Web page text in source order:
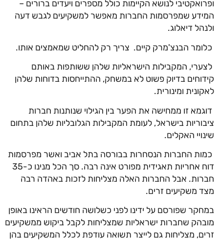
ופרואקטיבי לנושא הקיימות כולל מספרים ויעדים ברורים –
המידע שמפרסמות החברות מאפשר למשקיעים לגבש דעה
ולנהל דיאלוג.
כלומר הבנצ'מרק קיים. צריך רק להחליט שמאמצים אותו.
לצערי, המקבילות הישראליות שלהן ששותפות באותם
קידוחים בדיוק פשוט לא במשחק, ההתייחסות בדוחות שלהן
לאקונית ומינורית.
דוגמא זו ממחישה את הפער בין הגילוי שנותנות חברות
ציבוריות בישראל, לעומת המקבילות הגלובליות שלהן בתחום
שינויי האקלים.
כמות החברות הנסחרות בבורסה בתל אביב ואשר מפרסמות
דוח אחריות תאגידית מפורט אינה רבה. סך הכל מנינו כ-35
חברות. אבל החברות האלה מצליחות לזכות באהדה רבה
מצד משקיעים זרים.
במחקר שפורסם על ידינו לפני כשלושה חודשים הראינו באופן
מובהק שחברות ישראליות שמצליחות לקבל ביקוש ממשקיעים
זרים, מצליחות גם לייצר תשואה עודפת לכלל המשקיעים בהן